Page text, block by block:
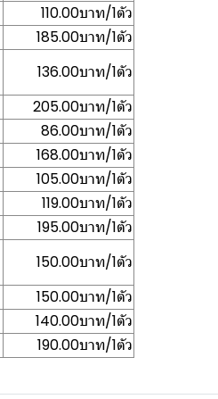
110.00บาท/1ตัว
185.00บาท/1ตัว
136.00บาท/1ตัว
205.00บาท/1ตัว
86.00บาท/1ตัว
168.00บาท/1ตัว
105.00บาท/1ตัว
119.00บาท/1ตัว
195.00บาท/1ตัว
150.00บาท/1ตัว
150.00บาท/1ตัว
140.00บาท/1ตัว
190.00บาท/1ตัว